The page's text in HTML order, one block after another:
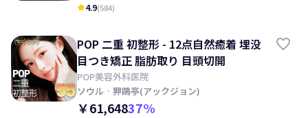
kid_star4.9(584)
POP 二重 初整形 - 12点自然癒着 埋没
目つき矯正 脂肪取り 目頭切開
POP美容外科医院
ソウル · 狎鷗亭(アックジョン)
￥61,64837%